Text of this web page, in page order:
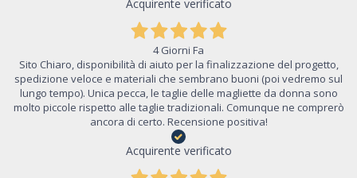
Acquirente verificato
4 Giorni Fa
Sito Chiaro, disponibilità di aiuto per la finalizzazione del progetto,
spedizione veloce e materiali che sembrano buoni (poi vedremo sul
lungo tempo). Unica pecca, le taglie delle magliette da donna sono
molto piccole rispetto alle taglie tradizionali. Comunque ne comprerò
ancora di certo. Recensione positiva!
Acquirente verificato